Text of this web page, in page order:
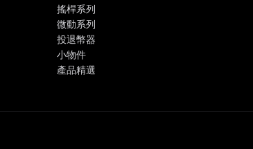
搖桿系列
微動系列
投退幣器
小物件
產品精選